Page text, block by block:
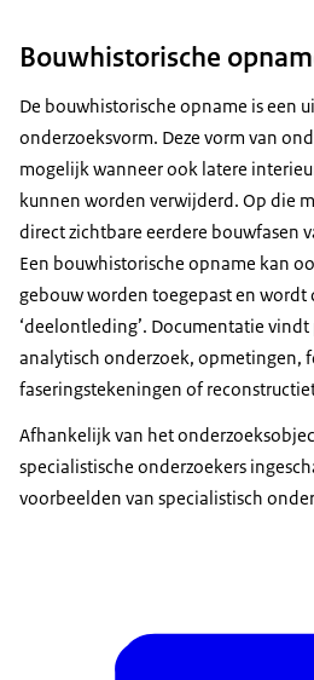
Bouwhistorische
De bouwhistorische opname is een
onderzoeksvorm. Deze vorm van
mogelijk wanneer ook latere
kunnen worden verwijderd. Op die
direct zichtbare eerdere bouwfasen
Een bouwhistorische opname kan
gebouw worden toegepast en wordt
‘deelontleding’. Documentatie
analytisch onderzoek, opmetingen,
faseringstekeningen of
Afhankelijk van het
specialistische onderzoekers
voorbeelden van specialistisch